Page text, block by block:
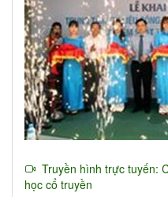
Truyền hình trực tuyến:
học cổ truyền